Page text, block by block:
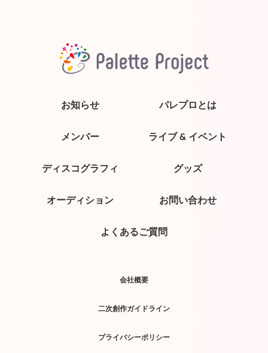
お知らせ パレプロとは
メンバー ライブ & イベント
ディスコグラフィ グッズ
オーディション お問い合わせ
よくあるご質問
会社概要
二次創作ガイドライン
プライバシーポリシー